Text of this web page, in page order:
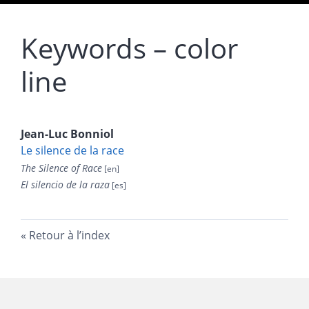
Keywords – color
line
Jean-Luc Bonniol
Le silence de la race
The Silence of Race
El silencio de la raza
Retour à l’index